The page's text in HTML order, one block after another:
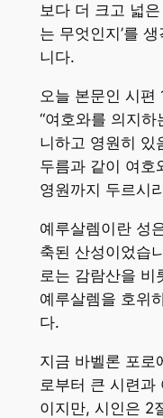
보다 더 크고 넓
는 무엇인지’를
니다.
오늘 본문인 시편
“여호와를 의지
니하고 영원히 있
두름과 같이 여호
영원까지 두르시
예루살렘이란 성
축된 산성이었습
로는 감람산을 비
예루살렘을 호위
다.
지금 바벨론 포로
로부터 큰 시련과
이지만, 시인은 2